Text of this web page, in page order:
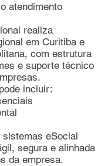
atendimento
realiza
em Curitiba e
com estrutura
e suporte técnico
incluir:
eSocial
segura e alinhada
da empresa.